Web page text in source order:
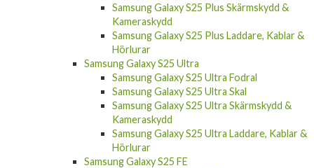
Kameraskydd
Samsung Galaxy S25 Plus Laddare, Kablar &
Hörlurar
Samsung Galaxy S25 Ultra
Samsung Galaxy S25 Ultra Fodral
Samsung Galaxy S25 Ultra Skal
Samsung Galaxy S25 Ultra Skärmskydd &
Kameraskydd
Samsung Galaxy S25 Ultra Laddare, Kablar &
Hörlurar
Samsung Galaxy S25 FE
Samsung Galaxy S25 FE Fodral